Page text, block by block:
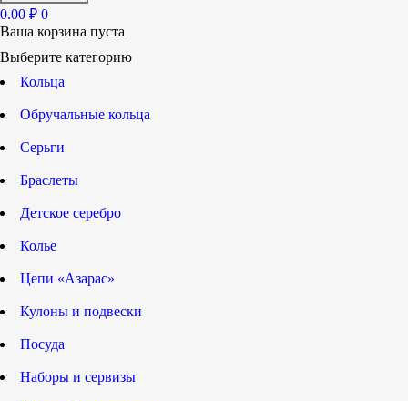
0.00 ₽ 0
Ваша корзина пуста
Выберите категорию
Кольца
Обручальные кольца
Серьги
Браслеты
Детское серебро
Колье
Цепи «Азарас»
Кулоны и подвески
Посуда
Наборы и сервизы